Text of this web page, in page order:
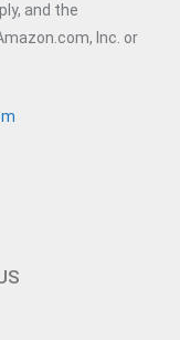
and the
Inc. or